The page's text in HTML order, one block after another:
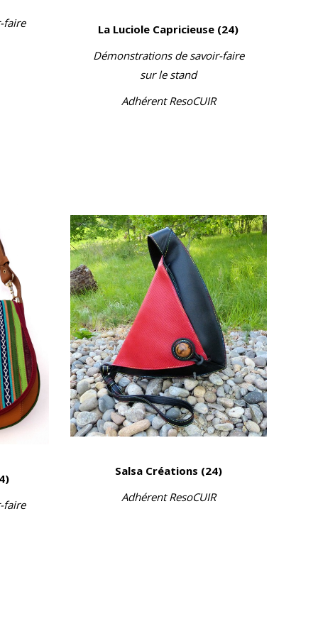
faire
La Luciole Capricieuse (24)
Démonstrations de savoir-faire
sur le stand
Adhérent ResoCUIR
faire
Salsa Créations (24)
Adhérent ResoCUIR